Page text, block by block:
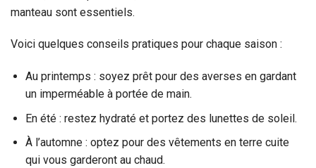
manteau sont essentiels.
Voici quelques conseils pratiques pour chaque saison :
Au printemps : soyez prêt pour des averses en gardant
un imperméable à portée de main.
En été : restez hydraté et portez des lunettes de soleil.
À l’automne : optez pour des vêtements en terre cuite
qui vous garderont au chaud.